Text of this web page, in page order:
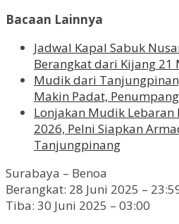
Bacaan Lainnya
Jadwal Kapal Sabuk
Berangkat dari Kijang 21
Mudik dari
Makin Padat,
Lonjakan Mudik
2026, Pelni Siapkan
Tanjungpinang
Surabaya – Benoa
Berangkat: 28 Juni 2025 –
Tiba: 30 Juni 2025 – 03:00